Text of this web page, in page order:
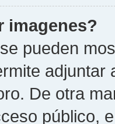
imagenes?
pueden
De otra
público,